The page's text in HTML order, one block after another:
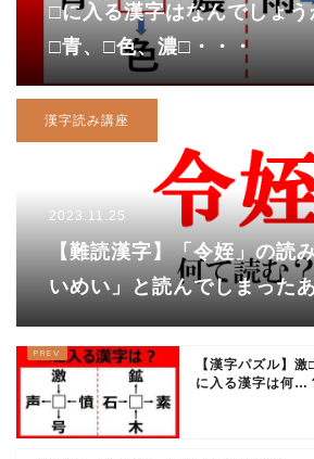
□に入る漢字はなんでしょ
□青、□色、濃□・・・
漢字読み講座
2023.11.25
【難読漢字】「令姪」の読
いめい」と読んでしまった
は・・・
【漢字パズル】
に入る漢字は何…